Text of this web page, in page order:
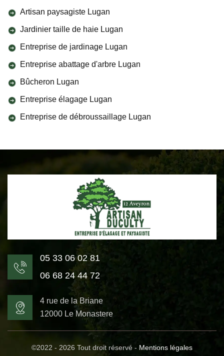
Artisan paysagiste Lugan
Jardinier taille de haie Lugan
Entreprise de jardinage Lugan
Entreprise abattage d'arbre Lugan
Bûcheron Lugan
Entreprise élagage Lugan
Entreprise de débroussaillage Lugan
05 33 06 02 81
06 68 24 44 72
4 rue de la Briane
12000 Le Monastere
©2022 - 2026 Tout droit réservé - Mentions légales